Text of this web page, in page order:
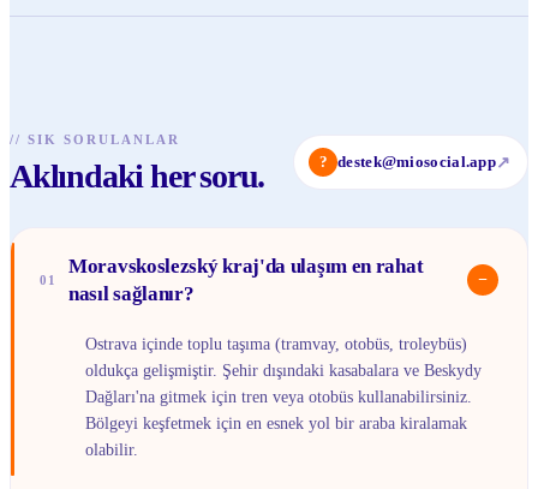
// SIK SORULANLAR
Aklındaki her soru. ? destek@miosocial.app↗
01
Moravskoslezský kraj'da ulaşım en rahat
nasıl sağlanır?
−
Ostrava içinde toplu taşıma (tramvay, otobüs, troleybüs)
oldukça gelişmiştir. Şehir dışındaki kasabalara ve Beskydy
Dağları'na gitmek için tren veya otobüs kullanabilirsiniz.
Bölgeyi keşfetmek için en esnek yol bir araba kiralamak
olabilir.